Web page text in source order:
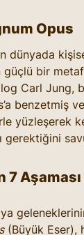
Opus
dünyada
bir
Carl Jung,
benzetmiş
yüzleşerek
gerektiğini
7 Aşaması
(Büyük Eser),